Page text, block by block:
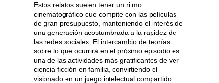
Estos relatos suelen tener un ritmo
cinematográfico que compite con las películas
de gran presupuesto, manteniendo el interés de
una generación acostumbrada a la rapidez de
las redes sociales. El intercambio de teorías
sobre lo que ocurrirá en el próximo episodio es
una de las actividades más gratificantes de ver
ciencia ficción en familia, convirtiendo el
visionado en un juego intelectual compartido.